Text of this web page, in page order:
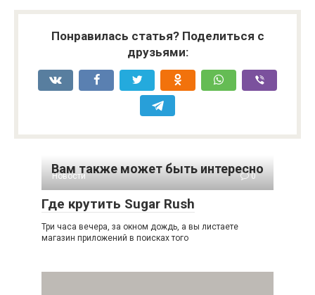
Понравилась статья? Поделиться с
друзьями:
Вам также может быть интересно
Новости 0
Где крутить Sugar Rush
Три часа вечера, за окном дождь, а вы листаете
магазин приложений в поисках того